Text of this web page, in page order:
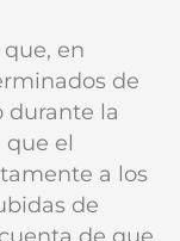
en
de
durante la
que el
a los
de
de que